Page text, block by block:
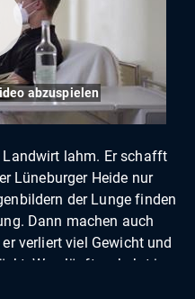
abzuspielen
Landwirt lahm. Er schafft
Lüneburger Heide nur
der Lunge finden
Dann machen auch
verliert viel Gewicht und
Was läuft verkehrt in
erzählt in dieser